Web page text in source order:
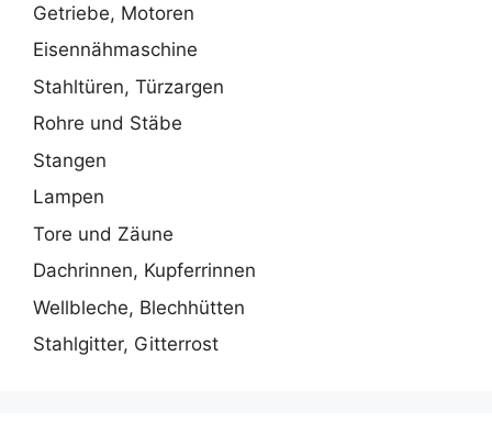
Getriebe, Motoren
Eisennähmaschine
Stahltüren, Türzargen
Rohre und Stäbe
Stangen
Lampen
Tore und Zäune
Dachrinnen, Kupferrinnen
Wellbleche, Blechhütten
Stahlgitter, Gitterrost